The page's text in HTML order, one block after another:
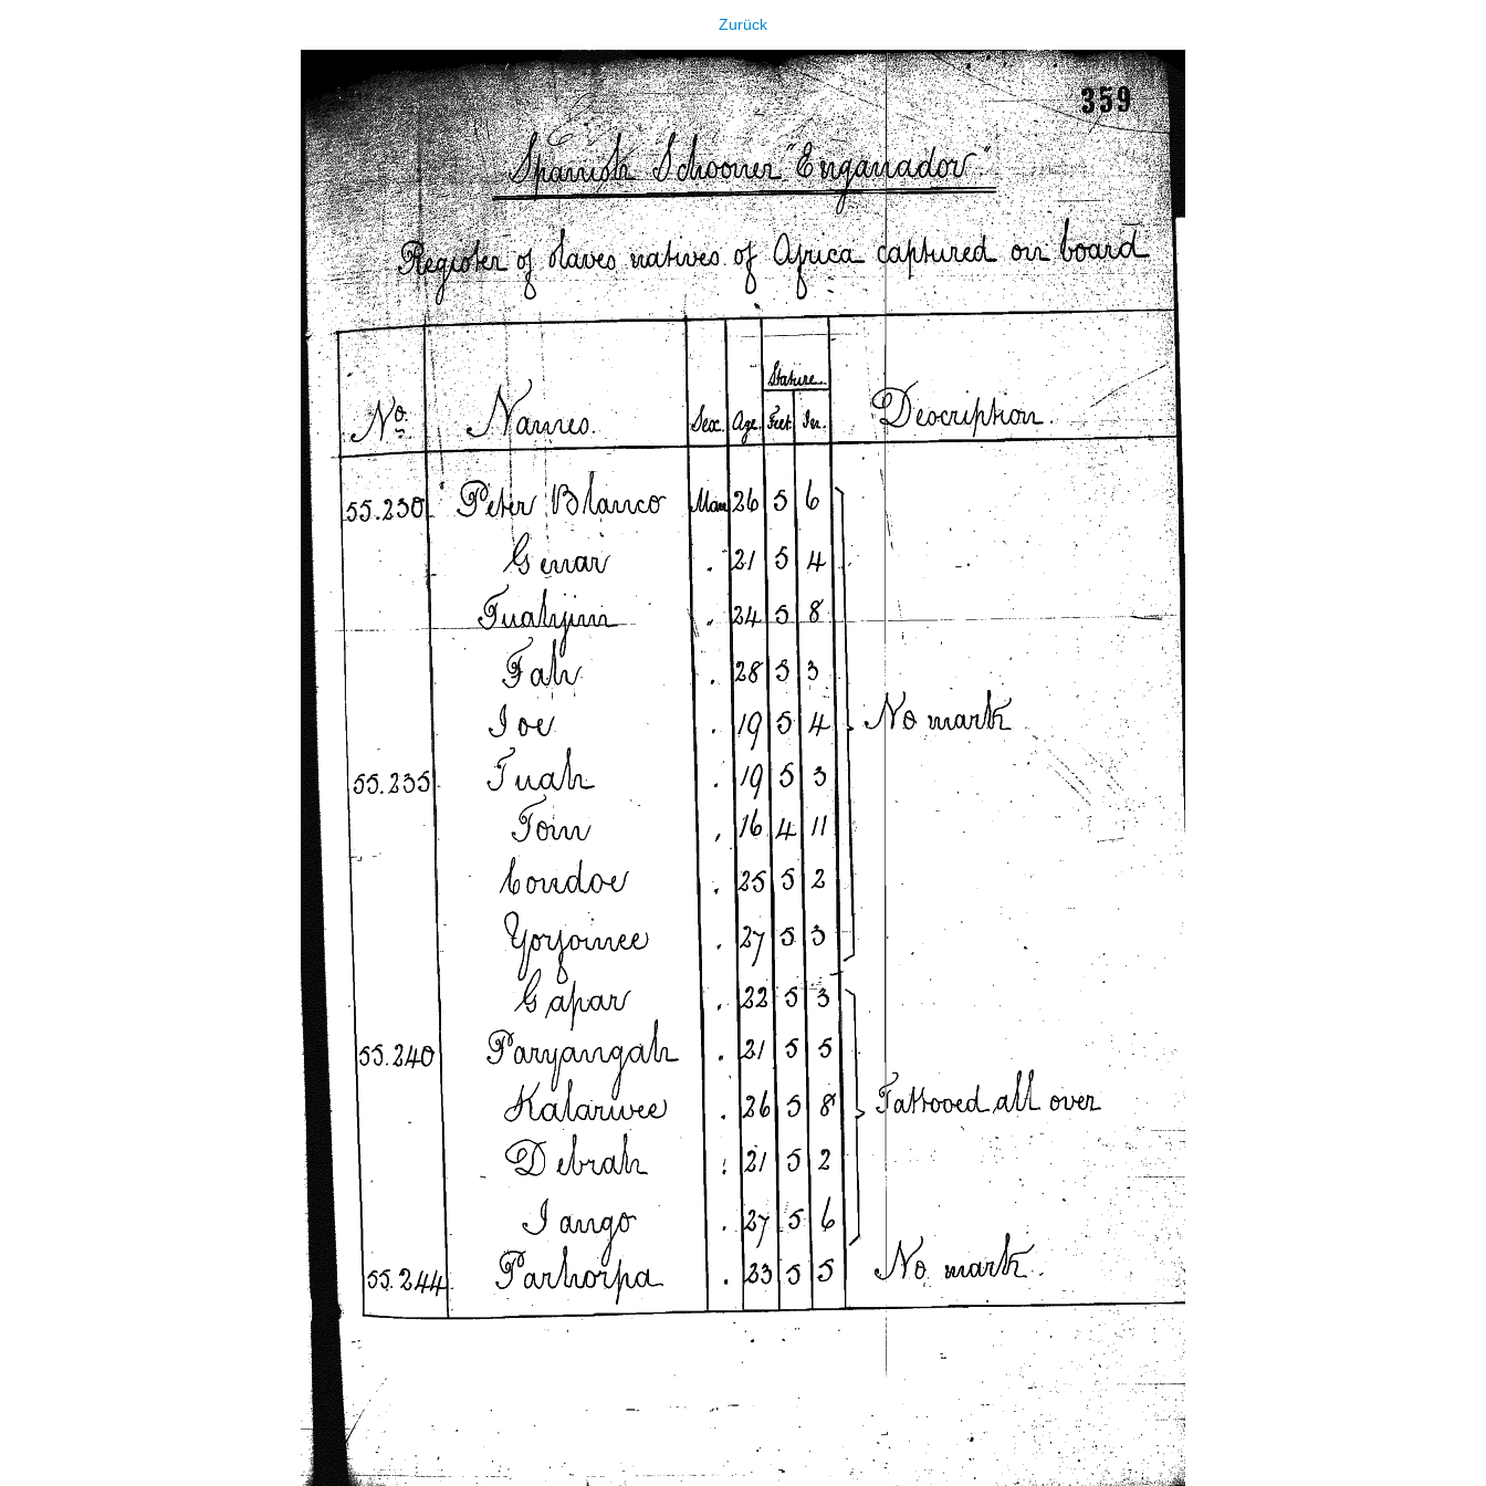
Zurück